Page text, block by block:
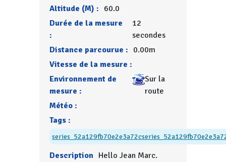
Altitude (M) : 60.0
Durée de la mesure
:
12
secondes
Distance parcourue : 0.00m
Vitesse de la mesure :
Environnement de
mesure :
Sur la
route
Météo :
Tags :
series_52a129fb70e2e3a72c
Description Hello Jean Marc.